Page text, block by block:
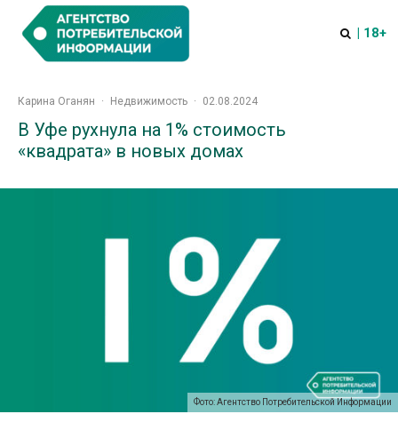
| 18+
Карина Оганян · Недвижимость · 02.08.2024
В Уфе рухнула на 1% стоимость
«квадрата» в новых домах
Фото: Агентство Потребительской Информации